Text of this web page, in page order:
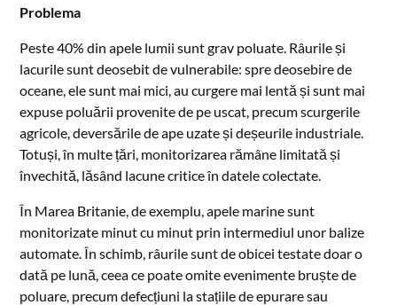
Problema
Peste 40% din apele lumii sunt grav poluate. Râurile și
lacurile sunt deosebit de vulnerabile: spre deosebire de
oceane, ele sunt mai mici, au curgere mai lentă și sunt mai
expuse poluării provenite de pe uscat, precum scurgerile
agricole, deversările de ape uzate și deșeurile industriale.
Totuși, în multe țări, monitorizarea rămâne limitată și
învechită, lăsând lacune critice în datele colectate.
În Marea Britanie, de exemplu, apele marine sunt
monitorizate minut cu minut prin intermediul unor balize
automate. În schimb, râurile sunt de obicei testate doar o
dată pe lună, ceea ce poate omite evenimente bruște de
poluare, precum defecțiuni la stațiile de epurare sau